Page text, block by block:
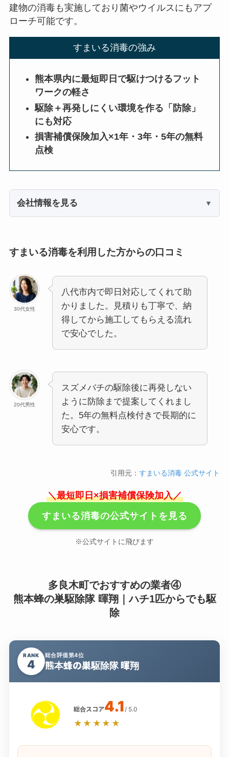
建物の消毒も実施しており菌やウイルスにもアプ
ローチ可能です。
すまいる消毒の強み
熊本県内に最短即日で駆けつけるフット
ワークの軽さ
駆除＋再発しにくい環境を作る「防除」
にも対応
損害補償保険加入×1年・3年・5年の無料
点検
会社情報を見る
すまいる消毒を利用した方からの口コミ
30代女性
八代市内で即日対応してくれて助
かりました。見積りも丁寧で、納
得してから施工してもらえる流れ
で安心でした。
20代男性
スズメバチの駆除後に再発しない
ように防除まで提案してくれまし
た。5年の無料点検付きで長期的に
安心です。
引用元：すまいる消毒 公式サイト
＼最短即日×損害補償保険加入／
すまいる消毒の公式サイトを見る
※公式サイトに飛びます
多良木町でおすすめの業者④
熊本蜂の巣駆除隊 暉翔｜ハチ1匹からでも駆
除
RANK
4
総合評価第4位
熊本蜂の巣駆除隊 暉翔
総合スコア4.1/ 5.0
★★★★★